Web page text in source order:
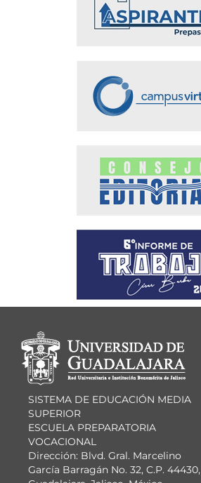
Información del
portal
SISTEMA DE EDUCACIÓN MEDIA
SUPERIOR
ESCUELA PREPARATORIA
VOCACIONAL
Dirección: Blvd. Gral. Marcelino
García Barragán No. 32, C.P. 44430,